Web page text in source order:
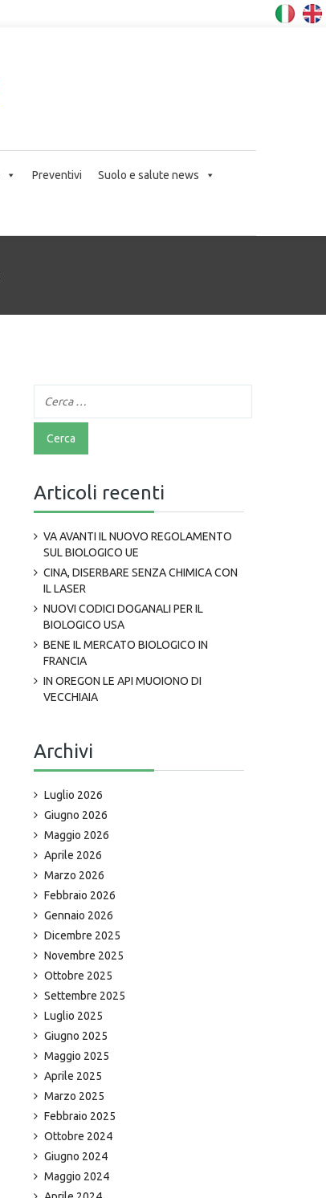
Preventivi Suolo e salute news
Articoli recenti
VA AVANTI IL NUOVO REGOLAMENTO
SUL BIOLOGICO UE
CINA, DISERBARE SENZA CHIMICA CON
IL LASER
NUOVI CODICI DOGANALI PER IL
BIOLOGICO USA
BENE IL MERCATO BIOLOGICO IN
FRANCIA
IN OREGON LE API MUOIONO DI
VECCHIAIA
Archivi
Luglio 2026
Giugno 2026
Maggio 2026
Aprile 2026
Marzo 2026
Febbraio 2026
Gennaio 2026
Dicembre 2025
Novembre 2025
Ottobre 2025
Settembre 2025
Luglio 2025
Giugno 2025
Maggio 2025
Aprile 2025
Marzo 2025
Febbraio 2025
Ottobre 2024
Giugno 2024
Maggio 2024